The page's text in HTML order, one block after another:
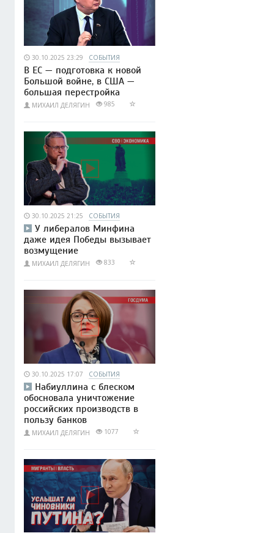
30.10.2025 23:29 СОБЫТИЯ
В ЕС — подготовка к новой
Большой войне, в США —
большая перестройка
МИХАИЛ ДЕЛЯГИН 985
30.10.2025 21:25 СОБЫТИЯ
У либералов Минфина
даже идея Победы вызывает
возмущение
МИХАИЛ ДЕЛЯГИН 833
30.10.2025 17:07 СОБЫТИЯ
Набиуллина с блеском
обосновала уничтожение
российских производств в
пользу банков
МИХАИЛ ДЕЛЯГИН 1077